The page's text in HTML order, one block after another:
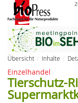
Übersicht Inhalte
Einzelhandel
Tierschutz-